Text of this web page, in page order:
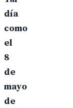
día
como
el
8
de
mayo
de